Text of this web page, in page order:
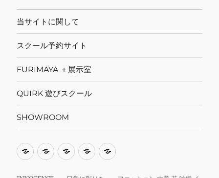
当サイトに関して
スクール予約サイト
FURIMAYA ＋展示室
QUIRK 遊びスクール
SHOWROOM
当
ス
FURIMAYA
QUIRKSHOWROOM